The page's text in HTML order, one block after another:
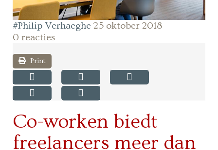
#Philip Verhaeghe 25 oktober 2018
0 reacties
Print
Co-worken biedt
freelancers meer dan